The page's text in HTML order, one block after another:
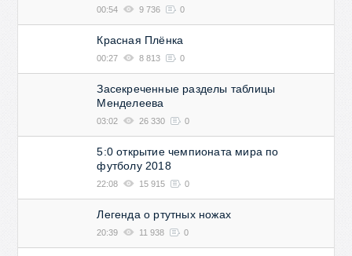
00:54 9 736 0
Красная Плёнка
00:27 8 813 0
Засекреченные разделы таблицы
Менделеева
03:02 26 330 0
5:0 открытие чемпионата мира по
футболу 2018
22:08 15 915 0
Легенда о ртутных ножах
20:39 11 938 0